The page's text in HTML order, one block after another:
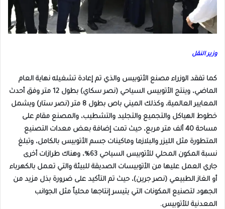
وزير النقل
كما تفقد الوزراء مصنع الأتوبيس والذي تم إعادة تشغيله نهاية العام
الماضي، وينتج الأتوبيس السياحي (نصر سكاي) بطول 12 متر وفق أحدث
المعايير العالمية، وكذلك الميني باص بطول 8 متر (نصر ستار) ويشمل
خطوط الهياكل والتجميع والتجليد والتشطيب، والمصنع مقام على
مساحة 40 ألف متر مربع، حيث تمت إضافة بعض معدات التصنيع
المتطورة مثل الليزر والبلازما وماكينات جسم الأتوبيس بالكامل، وتبلغ
نسبة المكون المحلي للأتوبيس السياحي 63%، وهناك طرازات أخرى
جاري العمل عليها من الأتوبيسات الصديقة للبيئة والتي تعمل بالكهرباء
أو الغاز الطبيعي (نصر جرين)، حيث تم التأكيد على ضرورة بذل مزيد من
الجهود لتصنيع المكونات التي يتيسر إنتاجها محلياً مثل الجوانب
المعدنية للأتوبيس.